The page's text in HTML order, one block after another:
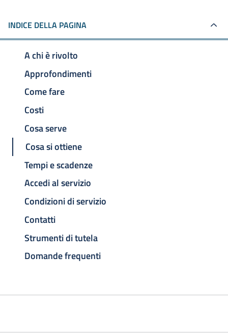
INDICE DELLA PAGINA
A chi è rivolto
Approfondimenti
Come fare
Costi
Cosa serve
Cosa si ottiene
Tempi e scadenze
Accedi al servizio
Condizioni di servizio
Contatti
Strumenti di tutela
Domande frequenti